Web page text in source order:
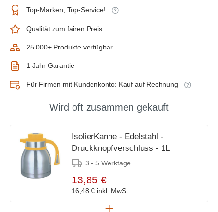
Top-Marken, Top-Service!
Qualität zum fairen Preis
25.000+ Produkte verfügbar
1 Jahr Garantie
Für Firmen mit Kundenkonto: Kauf auf Rechnung
Wird oft zusammen gekauft
IsolierKanne - Edelstahl -
Druckknopfverschluss - 1L
3 - 5 Werktage
13,85 €
16,48 € inkl. MwSt.